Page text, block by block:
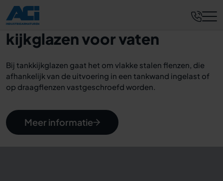
kijkglazen voor vaten
Bij tankkijkglazen gaat het om vlakke stalen flenzen, die
afhankelijk van de uitvoering in een tankwand ingelast of
op draagflenzen vastgeschroefd worden.
Meer informatie